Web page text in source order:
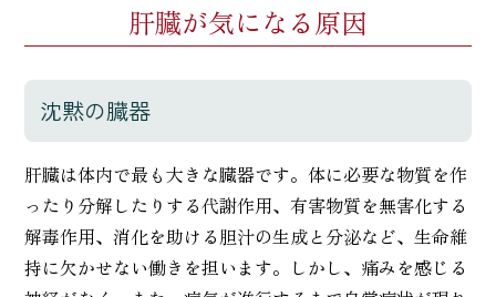
肝臓が気になる原因
沈黙の臓器
肝臓は体内で最も大きな臓器です。体に必要な物質を作
ったり分解したりする代謝作用、有害物質を無害化する
解毒作用、消化を助ける胆汁の生成と分泌など、生命維
持に欠かせない働きを担います。しかし、痛みを感じる